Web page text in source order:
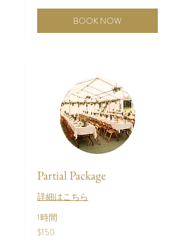
ル
BOOK NOW
Partial Package
詳細はこちら
1時間
150
米
$150